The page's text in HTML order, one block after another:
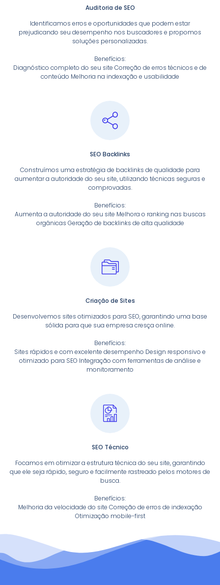
Auditoria de SEO
Identificamos erros e oportunidades que podem estar
prejudicando seu desempenho nos buscadores e propomos
soluções personalizadas.
Benefícios:
Diagnóstico completo do seu site Correção de erros técnicos e de
conteúdo Melhoria na indexação e usabilidade
SEO Backlinks
Construímos uma estratégia de backlinks de qualidade para
aumentar a autoridade do seu site, utilizando técnicas seguras e
comprovadas.
Benefícios:
Aumenta a autoridade do seu site Melhora o ranking nas buscas
orgânicas Geração de backlinks de alta qualidade
Criação de Sites
Desenvolvemos sites otimizados para SEO, garantindo uma base
sólida para que sua empresa cresça online.
Benefícios:
Sites rápidos e com excelente desempenho Design responsivo e
otimizado para SEO Integração com ferramentas de análise e
monitoramento
SEO Técnico
Focamos em otimizar a estrutura técnica do seu site, garantindo
que ele seja rápido, seguro e facilmente rastreado pelos motores de
busca.
Benefícios:
Melhoria da velocidade do site Correção de erros de indexação
Otimização mobile-first